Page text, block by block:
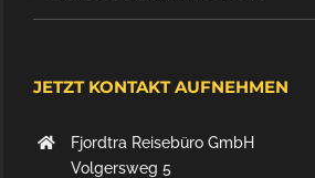
JETZT KONTAKT AUFNEHMEN
Fjordtra Reisebüro GmbH
Volgersweg 5